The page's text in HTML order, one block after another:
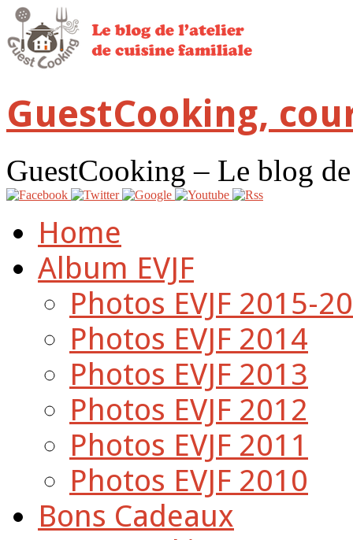
GuestCooking,
GuestCooking – Le blog
Home
Album EVJF
Photos EVJF 2015-
Photos EVJF 2014
Photos EVJF 2013
Photos EVJF 2012
Photos EVJF 2011
Photos EVJF 2010
Bons Cadeaux